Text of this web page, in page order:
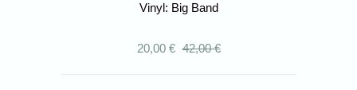
Vinyl: Big Band
20,00 € 42,00 €